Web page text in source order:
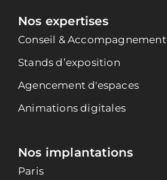
Nos expertises
Conseil & Accompagnement
Stands d’exposition
Agencement d'espaces
Animations digitales
Nos implantations
Paris